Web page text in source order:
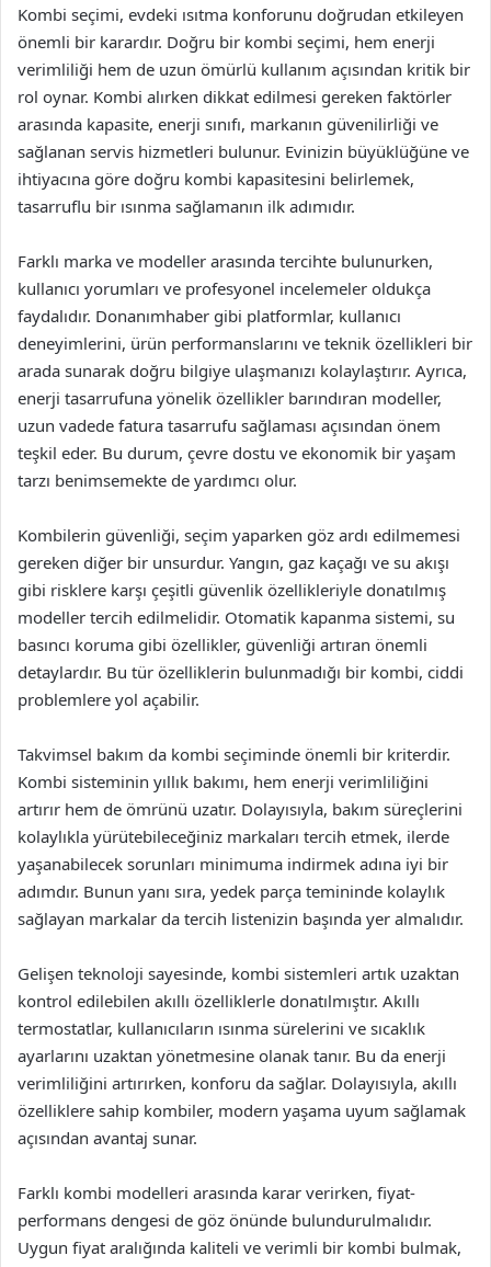
Kombi seçimi, evdeki ısıtma konforunu doğrudan etkileyen
önemli bir karardır. Doğru bir kombi seçimi, hem enerji
verimliliği hem de uzun ömürlü kullanım açısından kritik bir
rol oynar. Kombi alırken dikkat edilmesi gereken faktörler
arasında kapasite, enerji sınıfı, markanın güvenilirliği ve
sağlanan servis hizmetleri bulunur. Evinizin büyüklüğüne ve
ihtiyacına göre doğru kombi kapasitesini belirlemek,
tasarruflu bir ısınma sağlamanın ilk adımıdır.
Farklı marka ve modeller arasında tercihte bulunurken,
kullanıcı yorumları ve profesyonel incelemeler oldukça
faydalıdır. Donanımhaber gibi platformlar, kullanıcı
deneyimlerini, ürün performanslarını ve teknik özellikleri bir
arada sunarak doğru bilgiye ulaşmanızı kolaylaştırır. Ayrıca,
enerji tasarrufuna yönelik özellikler barındıran modeller,
uzun vadede fatura tasarrufu sağlaması açısından önem
teşkil eder. Bu durum, çevre dostu ve ekonomik bir yaşam
tarzı benimsemekte de yardımcı olur.
Kombilerin güvenliği, seçim yaparken göz ardı edilmemesi
gereken diğer bir unsurdur. Yangın, gaz kaçağı ve su akışı
gibi risklere karşı çeşitli güvenlik özellikleriyle donatılmış
modeller tercih edilmelidir. Otomatik kapanma sistemi, su
basıncı koruma gibi özellikler, güvenliği artıran önemli
detaylardır. Bu tür özelliklerin bulunmadığı bir kombi, ciddi
problemlere yol açabilir.
Takvimsel bakım da kombi seçiminde önemli bir kriterdir.
Kombi sisteminin yıllık bakımı, hem enerji verimliliğini
artırır hem de ömrünü uzatır. Dolayısıyla, bakım süreçlerini
kolaylıkla yürütebileceğiniz markaları tercih etmek, ilerde
yaşanabilecek sorunları minimuma indirmek adına iyi bir
adımdır. Bunun yanı sıra, yedek parça temininde kolaylık
sağlayan markalar da tercih listenizin başında yer almalıdır.
Gelişen teknoloji sayesinde, kombi sistemleri artık uzaktan
kontrol edilebilen akıllı özelliklerle donatılmıştır. Akıllı
termostatlar, kullanıcıların ısınma sürelerini ve sıcaklık
ayarlarını uzaktan yönetmesine olanak tanır. Bu da enerji
verimliliğini artırırken, konforu da sağlar. Dolayısıyla, akıllı
özelliklere sahip kombiler, modern yaşama uyum sağlamak
açısından avantaj sunar.
Farklı kombi modelleri arasında karar verirken, fiyat-
performans dengesi de göz önünde bulundurulmalıdır.
Uygun fiyat aralığında kaliteli ve verimli bir kombi bulmak,